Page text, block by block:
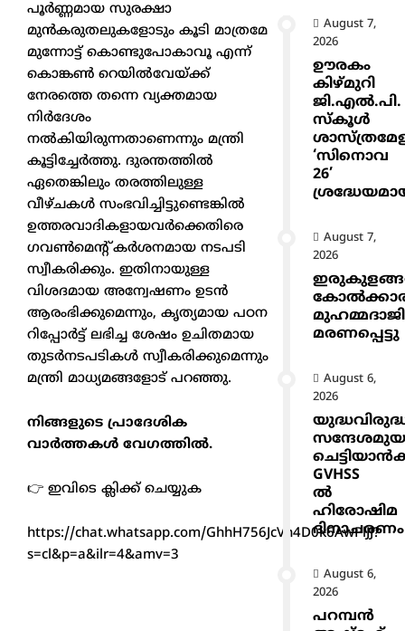
പൂർണ്ണമായ സുരക്ഷാ
മുൻകരുതലുകളോടും കൂടി മാത്രമേ
മുന്നോട്ട് കൊണ്ടുപോകാവൂ എന്ന്
കൊങ്കൺ റെയിൽവേയ്ക്ക്
നേരത്തെ തന്നെ വ്യക്തമായ
നിർദേശം
നൽകിയിരുന്നതാണെന്നും മന്ത്രി
കൂട്ടിച്ചേർത്തു. ദുരന്തത്തിൽ
ഏതെങ്കിലും തരത്തിലുള്ള
വീഴ്ചകൾ സംഭവിച്ചിട്ടുണ്ടെങ്കിൽ
ഉത്തരവാദികളായവർക്കെതിരെ
ഗവൺമെന്റ് കർശനമായ നടപടി
സ്വീകരിക്കും. ഇതിനായുള്ള
വിശദമായ അന്വേഷണം ഉടൻ
ആരംഭിക്കുമെന്നും, കൃത്യമായ പഠന
റിപ്പോർട്ട് ലഭിച്ച ശേഷം ഉചിതമായ
തുടർനടപടികൾ സ്വീകരിക്കുമെന്നും
മന്ത്രി മാധ്യമങ്ങളോട് പറഞ്ഞു.
നിങ്ങളുടെ പ്രാദേശിക
വാർത്തകൾ വേഗത്തിൽ.
👉 ഇവിടെ ക്ലിക്ക് ചെയ്യുക
https://chat.whatsapp.com/GhhH756JcVh4D0k6AwPlJJ?
s=cl&p=a&ilr=4&amv=3
August 7,
2026
ഊരകം
കിഴ്മുറി
ജി.എൽ.പി.
സ്കൂൾ
‘സിനൊവ
26’
August 7,
2026
മുഹമ്മദാജി
മരണപ്പെട്ടു
August 6,
2026
GVHSS
ൽ
ഹിരോഷിമ
ദിനാചരണം
August 6,
2026
പറമ്പൻ